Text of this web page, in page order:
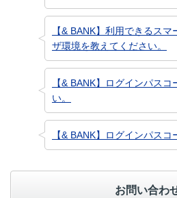
【& BANK】利用できるス
ザ環境を教えてください。
【& BANK】ログインパス
い。
【& BANK】ログインパスコ
お問い合わ